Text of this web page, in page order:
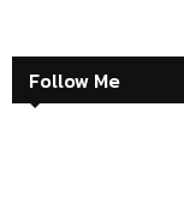
Follow Me